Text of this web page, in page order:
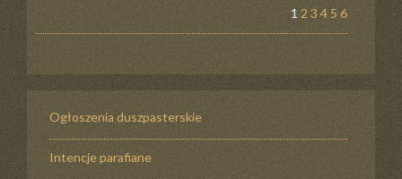
1 2 3 4 5 6
Ogłoszenia duszpasterskie
Intencje parafiane